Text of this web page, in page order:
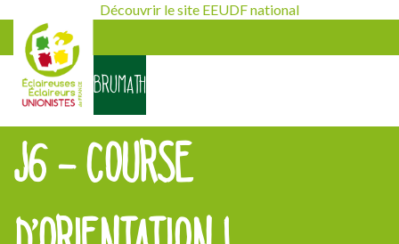
Découvrir le site EEUDF national
BRUMATH
J6 – COURSE